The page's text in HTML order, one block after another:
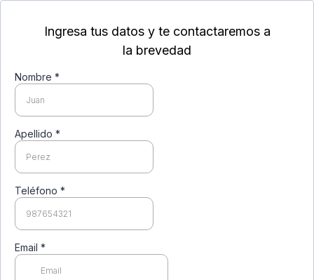
Ingresa tus datos y te contactaremos a
la brevedad
Nombre *
Apellido *
Teléfono *
Email *